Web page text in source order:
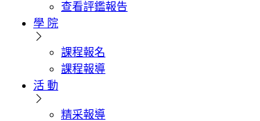
查看評鑑報告
學 院
課程報名
課程報導
活 動
精采報導